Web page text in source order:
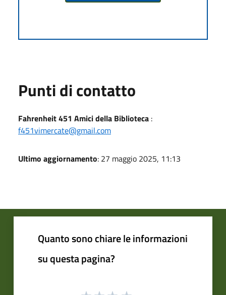
Punti di contatto
Fahrenheit 451 Amici della Biblioteca :
f451vimercate@gmail.com
Ultimo aggiornamento: 27 maggio 2025, 11:13
Quanto sono chiare le informazioni
su questa pagina?